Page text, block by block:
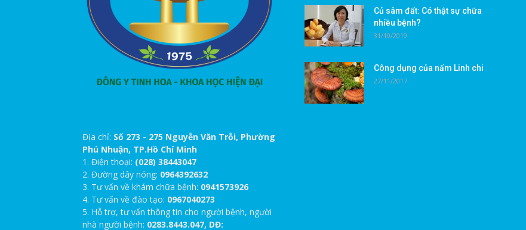
Địa chỉ: Số 273 - 275 Nguyễn Văn Trỗi, Phường
Phú Nhuận, TP.Hồ Chí Minh
1. Điện thoại: (028) 38443047
2. Đường dây nóng: 0964392632
3. Tư vấn về khám chữa bệnh: 0941573926
4. Tư vấn về đào tạo: 0967040273
5. Hỗ trợ, tư vấn thông tin cho người bệnh, người
nhà người bệnh: 0283.8443.047, DĐ:
Củ sâm đất: Có thật sự chữa
nhiều bệnh?
31/10/2019
Công dụng của nấm Linh chi
27/11/2017